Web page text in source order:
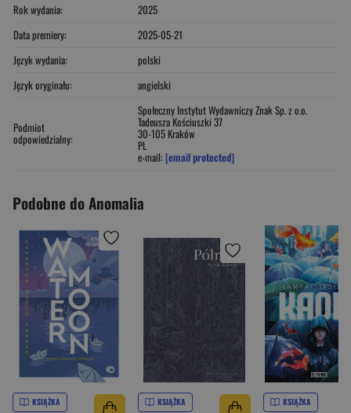
Rok wydania:
2025
Data premiery:
2025-05-21
Język wydania:
polski
Język oryginału:
angielski
Podmiot
odpowiedzialny:
Społeczny Instytut Wydawniczy Znak Sp. z o.o.
Tadeusza Kościuszki 37
30-105 Kraków
PL
e-mail: [email protected]
Podobne do Anomalia
KSIĄŻKA KSIĄŻKA KSIĄŻKA